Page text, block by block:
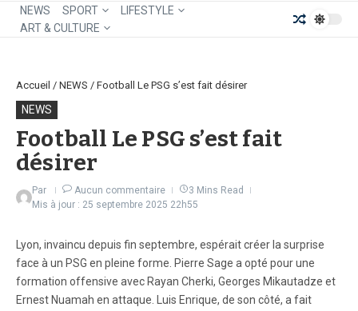
NEWS SPORT
LIFESTYLE
ART & CULTURE
Accueil / NEWS / Football Le PSG s’est fait désirer
NEWS
Football Le PSG s’est fait
désirer
Par Aucun commentaire
3 Mins Read
Mis à jour : 25 septembre 2025 22h55
Lyon, invaincu depuis fin septembre, espérait créer la surprise
face à un PSG en pleine forme. Pierre Sage a opté pour une
formation offensive avec Rayan Cherki, Georges Mikautadze et
Ernest Nuamah en attaque. Luis Enrique, de son côté, a fait